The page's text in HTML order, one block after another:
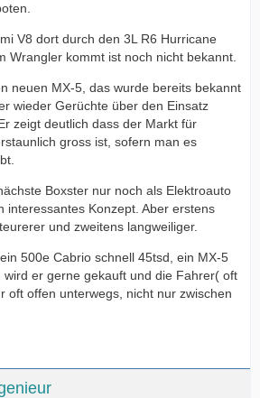
V8 dort durch den 3L R6 Hurricane
Wrangler kommt ist noch nicht bekannt.
neuen MX-5, das wurde bereits bekannt
wieder Gerüchte über den Einsatz
zeigt deutlich dass der Markt für
gross ist, sofern man es
Boxster nur noch als Elektroauto
interessantes Konzept. Aber erstens
und zweitens langweiliger.
500e Cabrio schnell 45tsd, ein MX-5
wird er gerne gekauft und die Fahrer( oft
oft offen unterwegs, nicht nur zwischen